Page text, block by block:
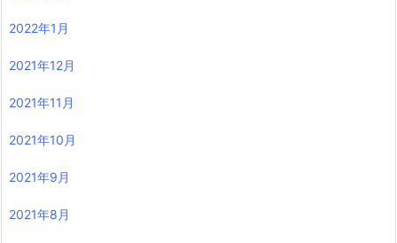
2022年1月
2021年12月
2021年11月
2021年10月
2021年9月
2021年8月